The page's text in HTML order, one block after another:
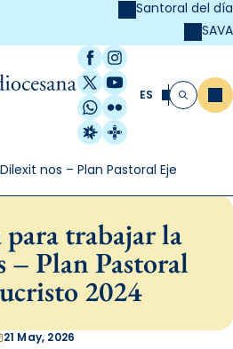
Santoral del día
SAVA
Facebook
Instagram
X / Twitter
YouTube
WhatsApp
Flickr
Radio Estel
Catalunya
ES Buscar
nos – Plan Pastoral Eje
para trabajar la
Plan Pastoral
2024
21 May, 2026